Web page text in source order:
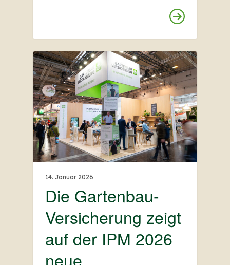
14. Januar 2026
Die Gartenbau-
Versicherung zeigt
auf der IPM 2026
neue